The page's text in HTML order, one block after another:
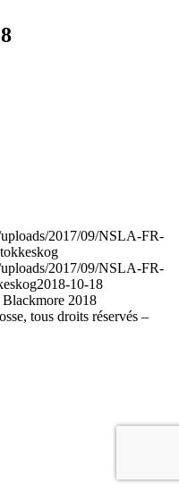
2017/09/NSLA-FR-
2017/09/NSLA-FR-
2018-10-18
2018
tous droits réservés –